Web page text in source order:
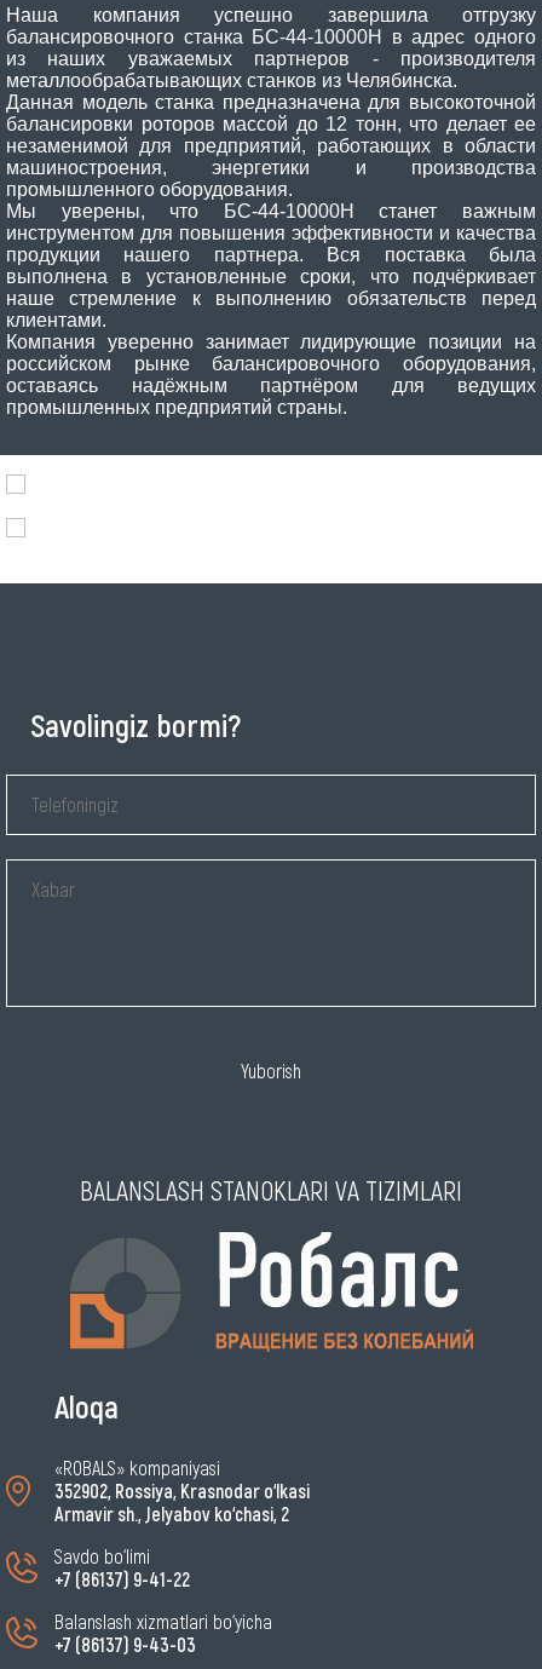
Наша компания успешно завершила отгрузку
балансировочного станка БС-44-10000Н в адрес одного
из наших уважаемых партнеров - производителя
металлообрабатывающих станков из Челябинска.
Данная модель станка предназначена для высокоточной
балансировки роторов массой до 12 тонн, что делает ее
незаменимой для предприятий, работающих в области
машиностроения, энергетики и производства
промышленного оборудования.
Мы уверены, что БС-44-10000Н станет важным
инструментом для повышения эффективности и качества
продукции нашего партнера. Вся поставка была
выполнена в установленные сроки, что подчёркивает
наше стремление к выполнению обязательств перед
клиентами.
Компания уверенно занимает лидирующие позиции на
российском рынке балансировочного оборудования,
оставаясь надёжным партнёром для ведущих
промышленных предприятий страны.
Savolingiz bormi?
Yuborish
BALANSLASH STANOKLARI VA TIZIMLARI
Aloqa
«ROBALS» kompaniyasi
352902, Rossiya, Krasnodar o‘lkasi
Armavir sh., Jelyabov ko‘chasi, 2
Savdo bo‘limi
+7 (86137) 9-41-22
Balanslash xizmatlari bo‘yicha
+7 (86137) 9-43-03